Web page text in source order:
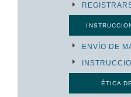
ENVÍO DE
ÉTICA